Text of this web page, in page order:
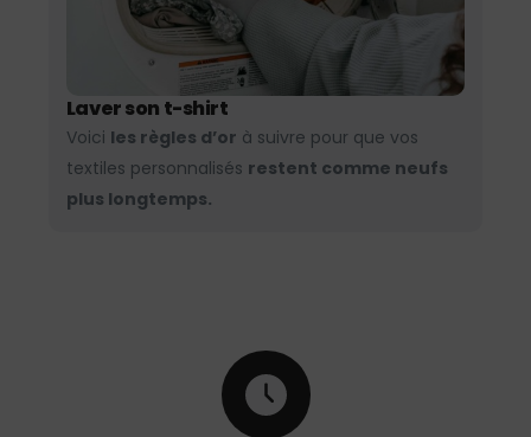
Laver son t-shirt
Voici les règles d’or à suivre pour que vos
textiles personnalisés restent comme neufs
plus longtemps.